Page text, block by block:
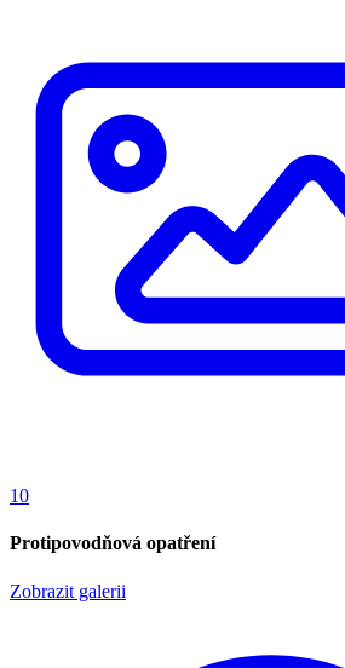
10
Protipovodňová opatření
Zobrazit galerii